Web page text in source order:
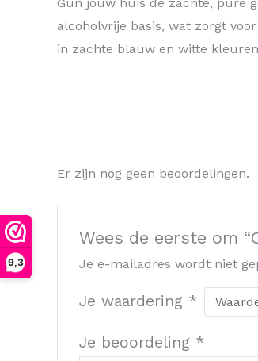
9,3
alcoholvrije basis, wat zorgt
in zachte blauw en witte
Er zijn nog geen beoordelingen.
Wees de eerste om
Je e-mailadres wordt niet
Je waardering *
Je beoordeling *